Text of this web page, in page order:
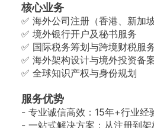
核心业务
✅ 海外公司注册（香港、新加
✅ 境外银行开户及秘书服务
✅ 国际税务筹划与跨境财税服
✅ 海外架构设计与境外投资备
✅ 全球知识产权与身份规划
服务优势
- 专业诚信高效：15年+行业经
- 一站式解决方案：从注册到